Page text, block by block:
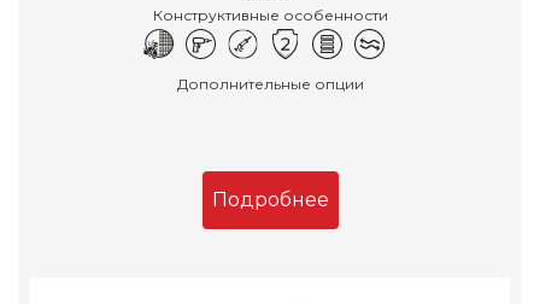
Конструктивные особенности
Дополнительные опции
Подробнее